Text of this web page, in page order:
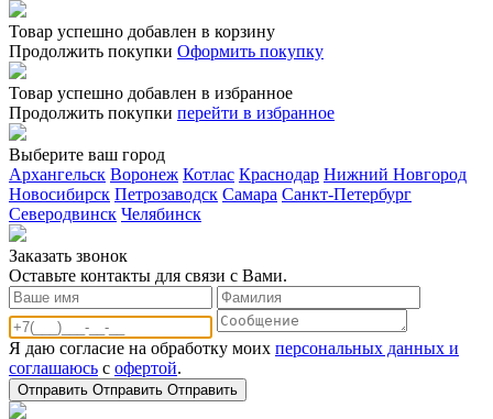
Товар успешно добавлен в корзину
Продолжить покупки Оформить покупку
Товар успешно добавлен в избранное
Продолжить покупки перейти в избранное
Выберите ваш город
Архангельск Воронеж Котлас Краснодар Нижний Новгород
Новосибирск Петрозаводск Самара Санкт-Петербург
Северодвинск Челябинск
Заказать звонoк
Оставьте контакты для связи с Вами.
Я даю согласие на обработку моих персональных данных и
соглашаюсь с офертой.
Отправить Отправить Отправить